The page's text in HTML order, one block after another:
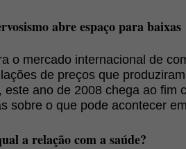
abre espaço para baixas
o mercado internacional de
de preços que
este ano de 2008 chega ao fim
sobre o que pode acontecer
a relação com a saúde?